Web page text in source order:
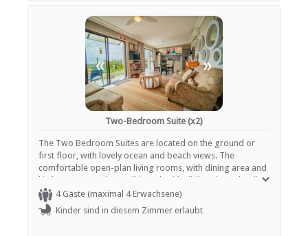
« »
Two-Bedroom Suite (x2)
The Two Bedroom Suites are located on the ground or
first floor, with lovely ocean and beach views. The
comfortable open-plan living rooms, with dining area and
kitchenette, are air-conditioned, with sliding doors leading
onto a private balcony / patio. The first bedroom is
furnished with a double bed and the second bedroom is
furnished with two single beds. There is one full, modern
4 Gäste (maximal 4 Erwachsene)
Kinder sind in diesem Zimmer erlaubt